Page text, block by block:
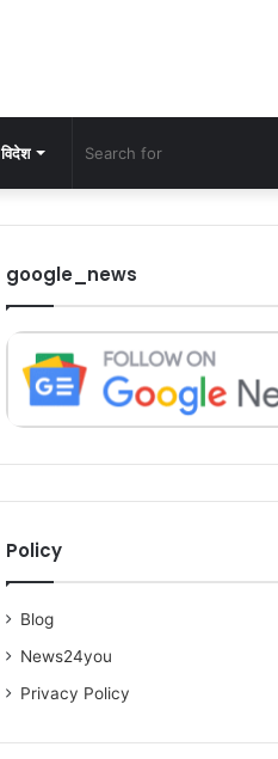
विदेश
google_news
Policy
Blog
News24you
Privacy Policy